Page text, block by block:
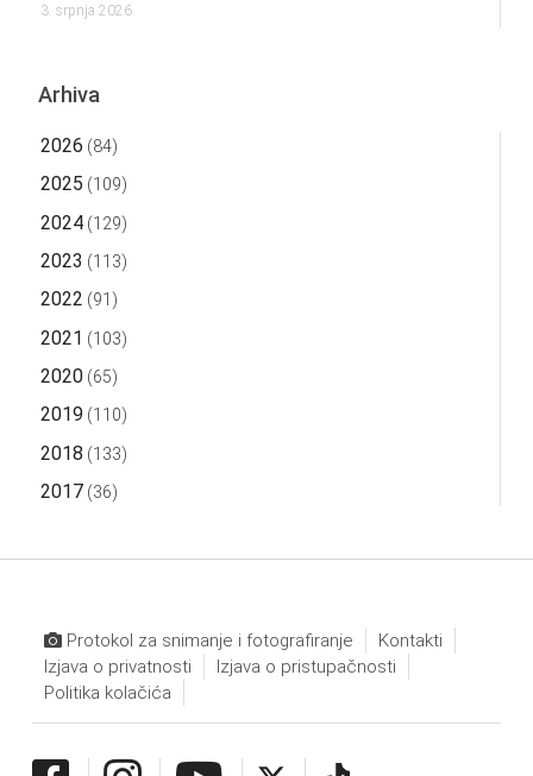
3. srpnja 2026.
Arhiva
2026 (84)
2025 (109)
2024(129)
2023 (113)
2022 (91)
2021 (103)
2020(65)
2019 (110)
2018 (133)
2017(36)
Protokol za snimanje i fotografiranje
Kontakti
Izjava o privatnosti
Izjava o pristupačnosti
Politika kolačića